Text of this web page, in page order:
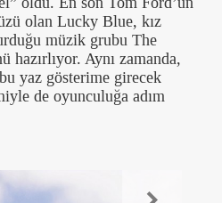
olan Lucky Blue, kız
müzik grubu The
hazırlıyor. Aynı zamanda,
yaz gösterime girecek
de oyunculuğa adım